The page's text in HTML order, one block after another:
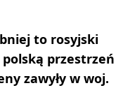
to rosyjski
polską przestrzeń
zawyły w woj.